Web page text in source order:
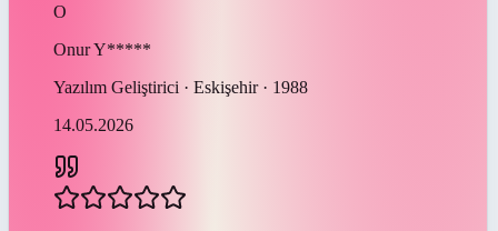
O
OnurY*****
Yazılım Geliştirici · Eskişehir · 1988
14.05.2026